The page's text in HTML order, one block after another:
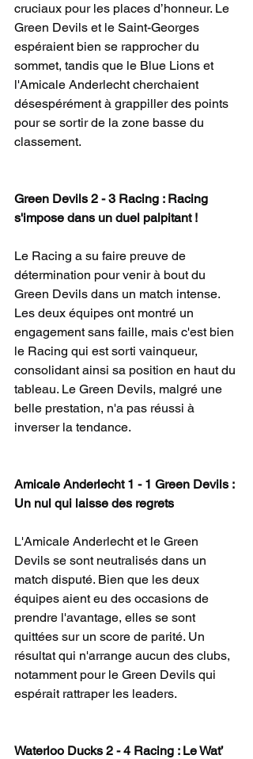
cruciaux pour les places d’honneur. Le
Green Devils et le Saint-Georges
espéraient bien se rapprocher du
sommet, tandis que le Blue Lions et
l'Amicale Anderlecht cherchaient
désespérément à grappiller des points
pour se sortir de la zone basse du
classement.
Green Devils 2 - 3 Racing : Racing
s'impose dans un duel palpitant !
Le Racing a su faire preuve de
détermination pour venir à bout du
Green Devils dans un match intense.
Les deux équipes ont montré un
engagement sans faille, mais c'est bien
le Racing qui est sorti vainqueur,
consolidant ainsi sa position en haut du
tableau. Le Green Devils, malgré une
belle prestation, n'a pas réussi à
inverser la tendance.
Amicale Anderlecht 1 - 1 Green Devils :
Un nul qui laisse des regrets
L'Amicale Anderlecht et le Green
Devils se sont neutralisés dans un
match disputé. Bien que les deux
équipes aient eu des occasions de
prendre l'avantage, elles se sont
quittées sur un score de parité. Un
résultat qui n'arrange aucun des clubs,
notamment pour le Green Devils qui
espérait rattraper les leaders.
Waterloo Ducks 2 - 4 Racing : Le Wat’